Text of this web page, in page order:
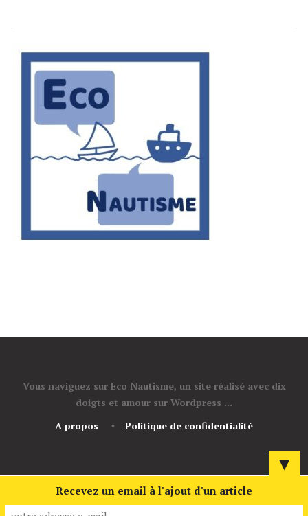
Vous naviguez sur Eco Nautisme, un site réalisé avec dix
doigts et amour sur Wordpress ...
A propos
Politique de confidentialité
▼
Recevez un email à l'ajout d'un article